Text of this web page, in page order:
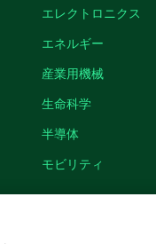
エレクトロニクス
エネルギー
産業用機械
生命科学
半導体
モビリティ